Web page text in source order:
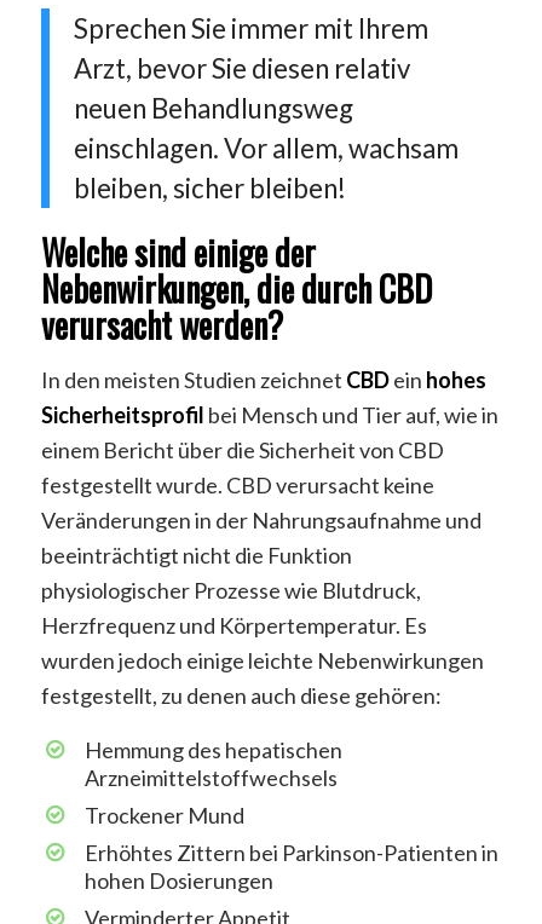
Sprechen Sie immer mit Ihrem
Arzt, bevor Sie diesen relativ
neuen Behandlungsweg
einschlagen. Vor allem, wachsam
bleiben, sicher bleiben!
Welche sind einige der
Nebenwirkungen, die durch CBD
verursacht werden?
In den meisten Studien zeichnet CBDein hohes
Sicherheitsprofil bei Mensch und Tier auf, wie in
einem Bericht über die Sicherheit von CBD
festgestellt wurde. CBD verursacht keine
Veränderungen in der Nahrungsaufnahme und
beeinträchtigt nicht die Funktion
physiologischer Prozesse wie Blutdruck,
Herzfrequenz und Körpertemperatur. Es
wurden jedoch einige leichte Nebenwirkungen
festgestellt, zu denen auch diese gehören:
Hemmung des hepatischen
Arzneimittelstoffwechsels
Trockener Mund
Erhöhtes Zittern bei Parkinson-Patienten in
hohen Dosierungen
Verminderter Appetit